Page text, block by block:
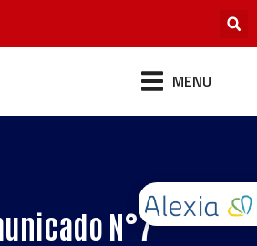
MENU
N°7